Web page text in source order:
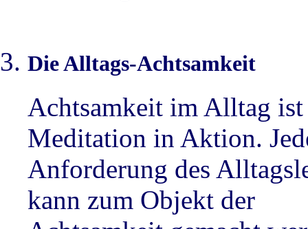
Die Alltags-Achtsamkeit
Achtsamkeit im Alltag ist
Meditation in Aktion.
Anforderung des
kann zum Objekt der